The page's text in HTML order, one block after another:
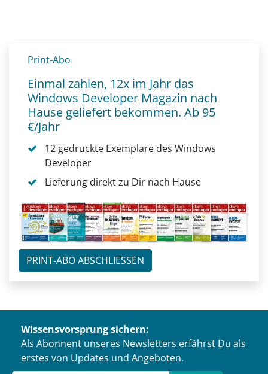
Print-Abo
Einmal zahlen, 12x im Jahr das
Windows Developer Magazin nach
Hause geliefert bekommen. Ab 95
€/Jahr
12 gedruckte Exemplare des Windows
Developer
Lieferung direkt zu Dir nach Hause
PRINT-ABO ABSCHLIESSEN
Wissensvorsprung sichern:
Als Abonnent unseres Newsletters erfährst Du als
erstes von Updates und Angeboten.